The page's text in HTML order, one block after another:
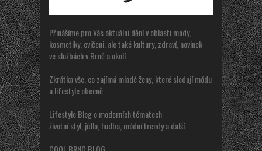
Přinášíme pro Vás aktuální dění v oblasti módy,
kosmetiky, cvičeni, ale také kultury, zdraví, novinek
ve službách v Brně a okolí…
Zkrátka vše, co zajímá mladé ženy, které sledují módu
a lifestyle obecně.
Lifestyle Blog o moderních tématech
životní styl, jídlo, hudba, módní trendy a další.